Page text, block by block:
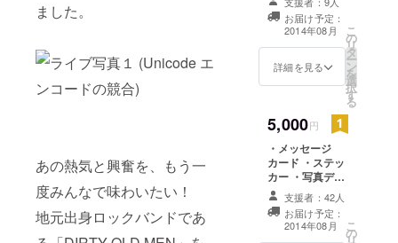
ました。
あの熱気と興奮を、もう一
度みんなで味わいたい！
地元出身ロックバンドであ
狂し、興奮
していまし
僕たちだっ
きる！愛す
る栃木を
もっともっ
と熱くもり
あげたい！
栃木に生き
る人間とし
お届け予定：
2014年08月
詳細を見る
こ
の
リ
タ
ー
ン
を
選
択
す
る
5,000円
・メッセージ
カード ・ステッ
カー ・写真デー
タ ・コラボグッ
ズを1名様分
支援者：42人
お届け予定：
2014年08月
こ
の